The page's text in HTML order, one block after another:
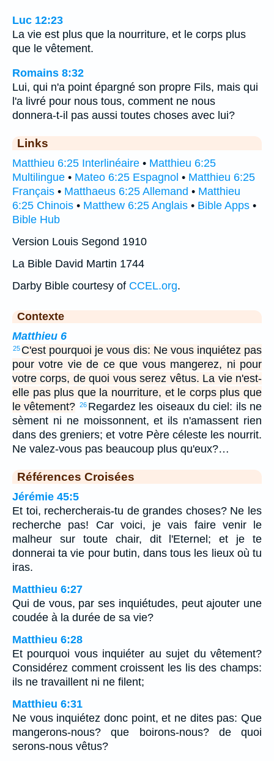
Luc 12:23
La vie est plus que la nourriture, et le corps plus
que le vêtement.
Romains 8:32
Lui, qui n'a point épargné son propre Fils, mais qui
l'a livré pour nous tous, comment ne nous
donnera-t-il pas aussi toutes choses avec lui?
Links
Matthieu 6:25 Interlinéaire • Matthieu 6:25
Multilingue • Mateo 6:25 Espagnol • Matthieu 6:25
Français • Matthaeus 6:25 Allemand • Matthieu
6:25 Chinois • Matthew 6:25 Anglais • Bible Apps •
Bible Hub
Version Louis Segond 1910
La Bible David Martin 1744
Darby Bible courtesy of CCEL.org.
Contexte
Matthieu 6
25 C'est pourquoi je vous dis: Ne vous inquiétez pas
pour votre vie de ce que vous mangerez, ni pour
votre corps, de quoi vous serez vêtus. La vie n'est-
elle pas plus que la nourriture, et le corps plus que
le vêtement? 26 Regardez les oiseaux du ciel: ils ne
sèment ni ne moissonnent, et ils n'amassent rien
dans des greniers; et votre Père céleste les nourrit.
Ne valez-vous pas beaucoup plus qu'eux?…
Références Croisées
Jérémie 45:5
Et toi, rechercherais-tu de grandes choses? Ne les
recherche pas! Car voici, je vais faire venir le
malheur sur toute chair, dit l'Eternel; et je te
donnerai ta vie pour butin, dans tous les lieux où tu
iras.
Matthieu 6:27
Qui de vous, par ses inquiétudes, peut ajouter une
coudée à la durée de sa vie?
Matthieu 6:28
Et pourquoi vous inquiéter au sujet du vêtement?
Considérez comment croissent les lis des champs:
ils ne travaillent ni ne filent;
Matthieu 6:31
Ne vous inquiétez donc point, et ne dites pas: Que
mangerons-nous? que boirons-nous? de quoi
serons-nous vêtus?